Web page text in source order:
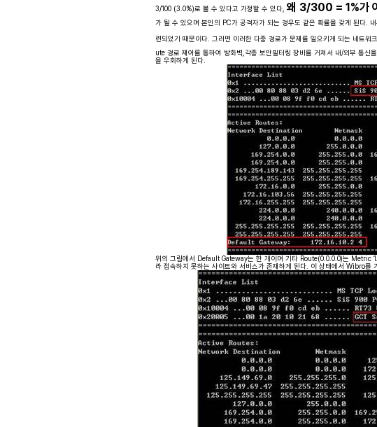
3/100 (3.0%)로 볼 수 있다고 가정할 수 있다, 왜 3/300 = 1%가
가 될 수 있으며 본인의 PC가 공격자가 되는 경우도 같은 확률을 갖게 된다.
련되었기 때문이다. 그러면 이러한 다중 경로가 문제를 일으키게 되는 네트워
ute 경로 제어를 통하여 방화벽,각종 보안필터링 장비를 거쳐서 내/외부 통
을 우회하게 된다.
위의 그림에서 Default Gateway는 한 개이며 기타 Route(0.0.0.0)는 Metric 1
라 접속하지 못하는 사이트와 서비스가 존재하게 된다. 이 상태에서 Wibro를